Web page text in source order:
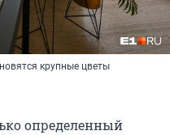
крупные цветы
определенный